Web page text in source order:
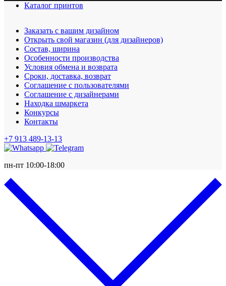
Каталог принтов
Заказать с вашим дизайном
Открыть свой магазин (для дизайнеров)
Cостав, ширина
Особенности производства
Условия обмена и возврата
Сроки, доставка, возврат
Соглашение с пользователями
Соглашение с дизайнерами
Находка шмаркета
Конкурсы
Контакты
+7 913 489-13-13
пн-пт 10:00-18:00